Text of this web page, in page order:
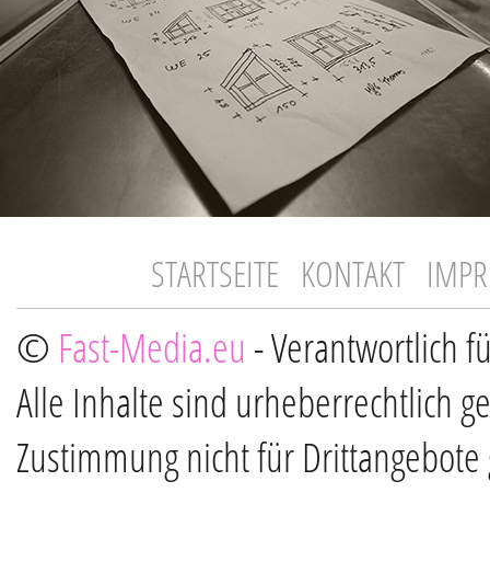
KONTAKT
STARTSEITE
© Fast-Media.eu - Verantwortlich
Alle Inhalte sind urheberrechtlich
Zustimmung nicht für